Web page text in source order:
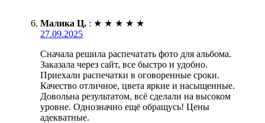
Малика Ц. : ★ ★ ★ ★ ★
27.09.2025
Сначала решила распечатать фото для альбома.
Заказала через сайт, все быстро и удобно.
Приехали распечатки в оговоренные сроки.
Качество отличное, цвета яркие и насыщенные.
Довольна результатом, всё сделали на высоком
уровне. Однозначно ещё обращусь! Цены
адекватные.